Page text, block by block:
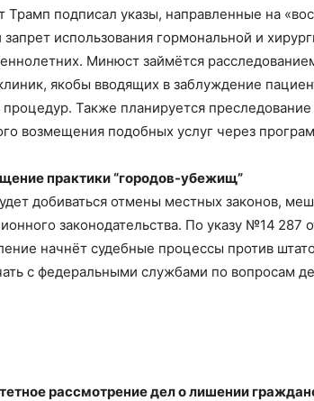
Трамп подписал указы, направленные на
запрет использования гормональной и
Минюст займётся
якобы вводящих в заблуждение
Также планируется
возмещения подобных услуг через
практики “городов-убежищ”
добиваться отмены местных законов,
законодательства. По указу №14 287
начнёт судебные процессы против
с федеральными службами по вопросам
рассмотрение дел о лишении